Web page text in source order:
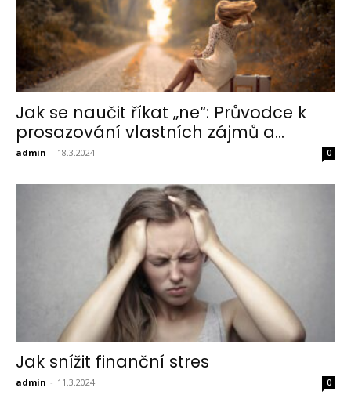
Jak se naučit říkat „ne“: Průvodce k
prosazování vlastních zájmů a...
admin - 18.3.2024 0
Jak snížit finanční stres
admin - 11.3.2024 0